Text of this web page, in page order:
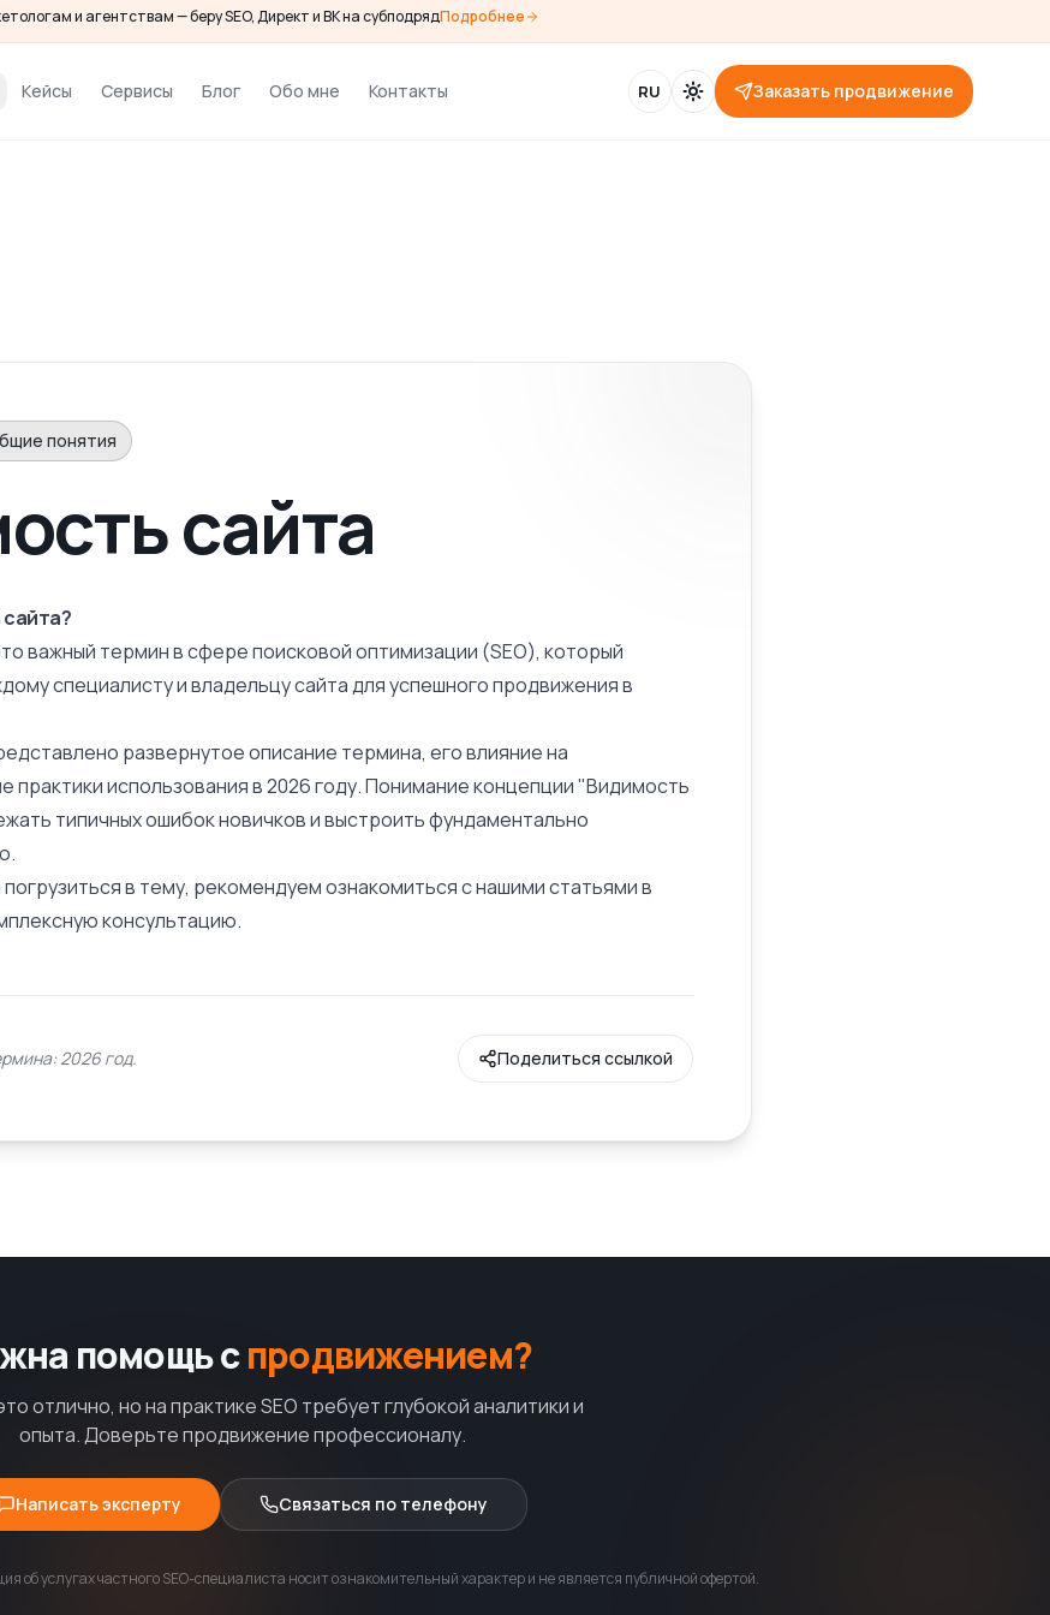
и агентствам — беру SEO, Директ и ВК на субподрядПодробнее
Кейсы Сервисы Блог Обо мне Контакты RU Заказать продвижение
понятия
сайта
важный термин в сфере поисковой оптимизации (SEO), который
специалисту и владельцу сайта для успешного продвижения в
развернутоеописание термина, его влияние на
практики использования в 2026 году. Понимание концепции "Видимость
типичных ошибок новичков и выстроить фундаментально
в тему, рекомендуем ознакомиться с нашими статьями в
консультацию.
2026 год. Поделиться ссылкой
помощь спродвижением?
отлично, но на практике SEO требует глубокой аналитики и
опыта. Доверьте продвижение профессионалу.
Написать эксперту Связаться по телефону
об услугах частного SEO-специалиста носит ознакомительный характер и не является публичной офертой.